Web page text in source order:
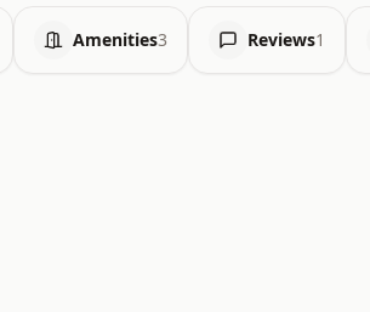
Amenities3 Reviews1